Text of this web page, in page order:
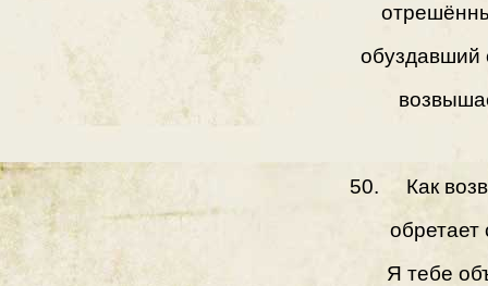
обуздавший
50. Как
Я тебе